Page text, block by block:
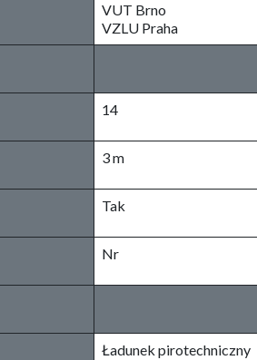
VUT Brno
VZLU Praha
14
3 m
Tak
Nr
Ładunek pirotechniczny